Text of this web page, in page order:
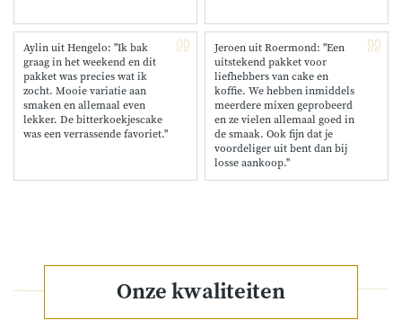
Aylin uit Hengelo: "Ik bak
graag in het weekend en dit
pakket was precies wat ik
zocht. Mooie variatie aan
smaken en allemaal even
lekker. De bitterkoekjescake
was een verrassende favoriet."
Jeroen uit Roermond: "Een
uitstekend pakket voor
liefhebbers van cake en
koffie. We hebben inmiddels
meerdere mixen geprobeerd
en ze vielen allemaal goed in
de smaak. Ook fijn dat je
voordeliger uit bent dan bij
losse aankoop."
Onze kwaliteiten